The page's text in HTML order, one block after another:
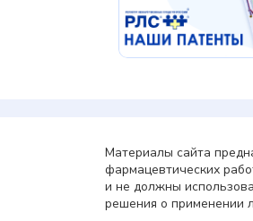
Материалы сайта
фармацевтических
и не должны
решения о применении